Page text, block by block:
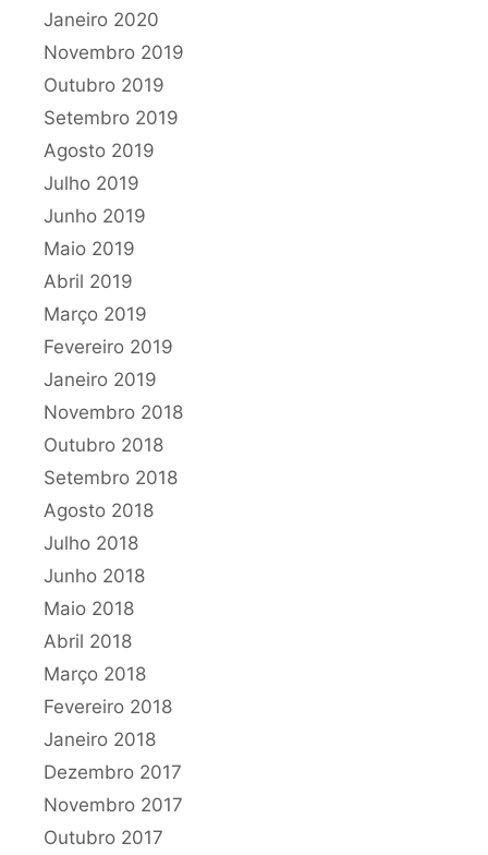
Janeiro 2020
Novembro 2019
Outubro 2019
Setembro 2019
Agosto 2019
Julho 2019
Junho 2019
Maio 2019
Abril 2019
Março 2019
Fevereiro 2019
Janeiro 2019
Novembro 2018
Outubro 2018
Setembro 2018
Agosto 2018
Julho 2018
Junho 2018
Maio 2018
Abril 2018
Março 2018
Fevereiro 2018
Janeiro 2018
Dezembro 2017
Novembro 2017
Outubro 2017